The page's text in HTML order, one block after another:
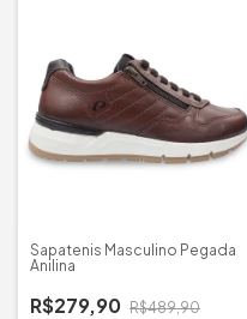
Sapatenis Masculino Pegada
Anilina
R$279,90 R$489,90